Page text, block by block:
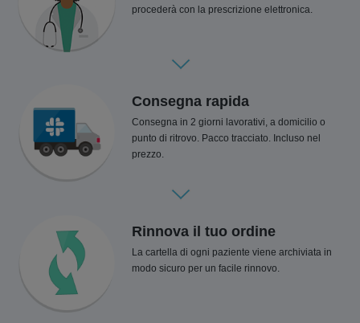
procederà con la prescrizione elettronica.
Consegna rapida
Consegna in 2 giorni lavorativi, a domicilio o
punto di ritrovo. Pacco tracciato. Incluso nel
prezzo.
Rinnova il tuo ordine
La cartella di ogni paziente viene archiviata in
modo sicuro per un facile rinnovo.